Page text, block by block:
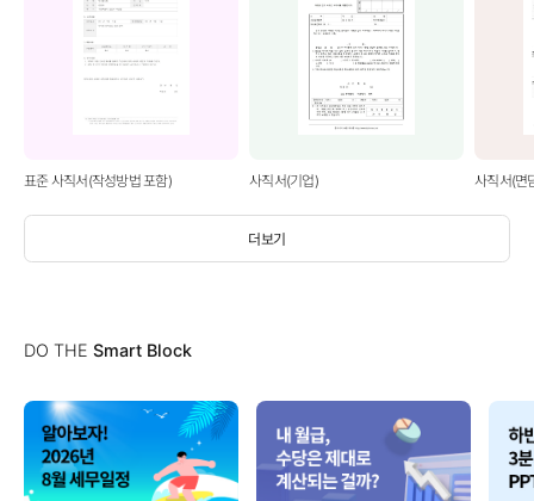
더보기
표준 사직서(작성방법 포함) 사직서(기업) 사직서(면
DO THE Smart Block